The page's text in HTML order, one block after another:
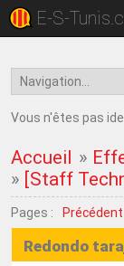
E-S-
Vous n'êtes pas
Accueil »
» [Staff
Pages : Précédent
Redondo